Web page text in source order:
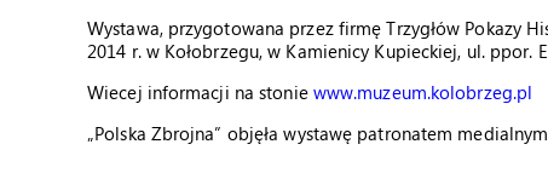
Wystawa, przygotowana przez firmę Trzygłów Pokazy
2014 r. w Kołobrzegu, w Kamienicy Kupieckiej, ul. ppor.
Wiecej informacji na stonie www.muzeum.kolobrzeg.pl
„Polska Zbrojna” objęła wystawę patronatem